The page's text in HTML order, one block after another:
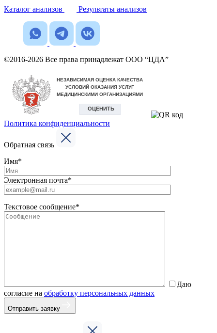
Каталог анализов
Результаты анализов
©2016-2026 Все права принадлежат ООО “ЦДА”
Политика конфиденциальности
Обратная связь
Имя*
Электронная почта*
Текстовое сообщение*
Даю
согласие на обработку персональных данных
Отправить заявку